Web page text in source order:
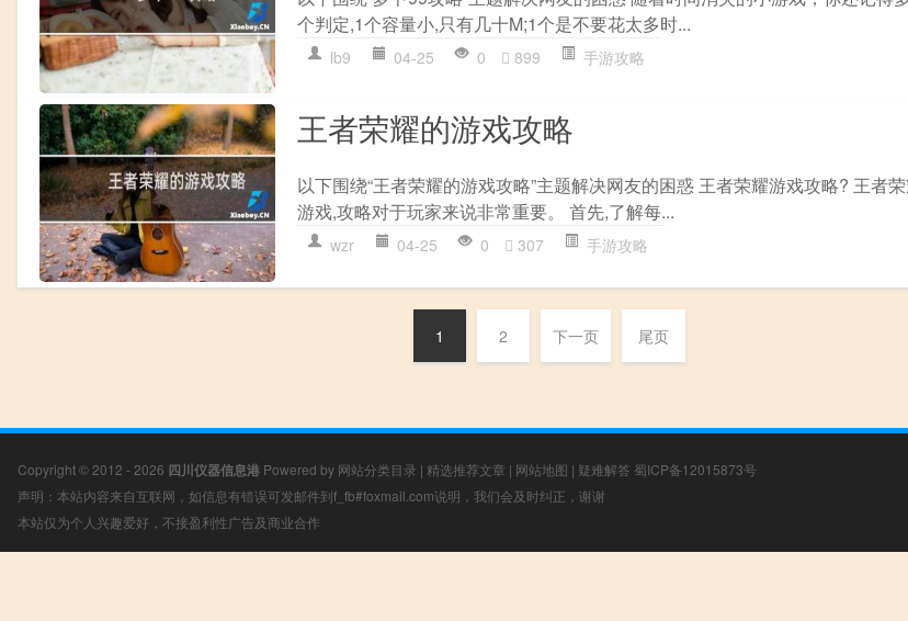
个判定,1个容量小,只有几十M;1个是不要花太多时...
lb9 04-25 0 899 手游攻略
王者荣耀的游戏攻略
以下围绕“王者荣耀的游戏攻略”主题解决网友的困惑 王者荣耀游戏攻略? 王者
游戏,攻略对于玩家来说非常重要。 首先,了解每...
wzr 04-25 0 307 手游攻略
1 2 下一页 尾页
Copyright © 2012 - 2026 四川仪器信息港 Powered by 网站分类目录 | 精选推荐文章 | 网站地图 | 疑难解答 蜀ICP备12015873号
声明：本站内容来自互联网，如信息有错误可发邮件到f_fb#foxmail.com说明，我们会及时纠正，谢谢
本站仅为个人兴趣爱好，不接盈利性广告及商业合作